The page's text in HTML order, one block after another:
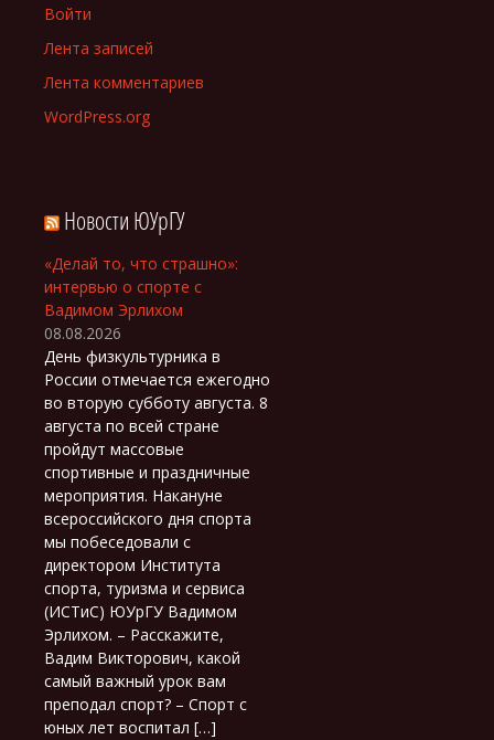
Войти
Лента записей
Лента комментариев
WordPress.org
Новости ЮУрГУ
«Делай то, что страшно»:
интервью о спорте с
Вадимом Эрлихом
08.08.2026
День физкультурника в
России отмечается ежегодно
во вторую субботу августа. 8
августа по всей стране
пройдут массовые
спортивные и праздничные
мероприятия. Накануне
всероссийского дня спорта
мы побеседовали с
директором Института
спорта, туризма и сервиса
(ИСТиС) ЮУрГУ Вадимом
Эрлихом. – Расскажите,
Вадим Викторович, какой
самый важный урок вам
преподал спорт? – Спорт с
юных лет воспитал […]